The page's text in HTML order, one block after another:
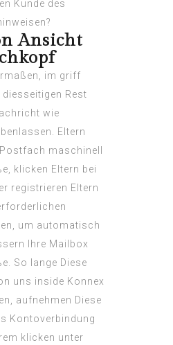
Kunde des
Ansicht
im griff
diesseitigen Rest
wie
Eltern
maschinell
klicken Eltern bei
registrieren Eltern
um automatisch
Ihre Mailbox
So lange Diese
uns inside Konnex
aufnehmen Diese
Kontoverbindung
klicken unter